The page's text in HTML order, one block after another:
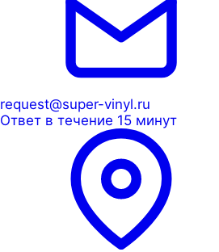
request@super-vinyl.ru
Ответ в течение 15 минут